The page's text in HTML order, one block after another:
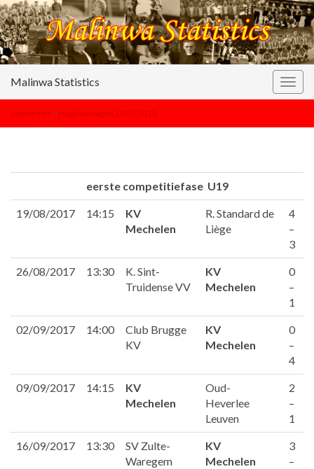
Malinwa Statistics
seizoenen > jeugduitslagen 2017-2018
eerste competitiefase U19
19/08/2017 14:15
KV
Mechelen
R. Standard de
Liège
4
–
3
26/08/2017 13:30
K. Sint-
Truidense VV
KV
Mechelen
0
–
1
02/09/2017 14:00
Club Brugge
KV
KV
Mechelen
0
–
4
09/09/2017 14:15
KV
Mechelen
Oud-
Heverlee
Leuven
2
–
1
16/09/2017 13:30
SV Zulte-
Waregem
KV
Mechelen
3
–